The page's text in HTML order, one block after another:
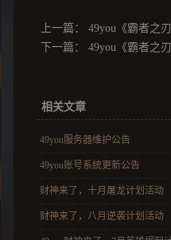
上一篇：
49you《霸者之
下一篇：
49you《霸者之
相关文章
49you服务器维护公告
49you账号系统更新公告
财神来了，十月屠龙计划活动
财神来了，八月逆袭计划活动